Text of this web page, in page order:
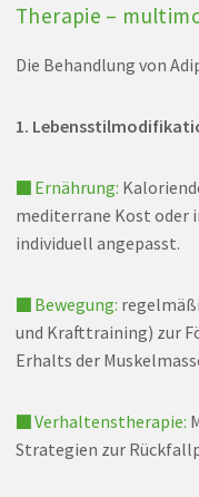
Therapie –
Die Behandlung von
1.
■ Ernährung:
mediterrane Kost oder
individuell angepasst.
■ Bewegung:
und Krafttraining) zur
Erhalts der
■ Verhaltenstherapie:
Strategien zur